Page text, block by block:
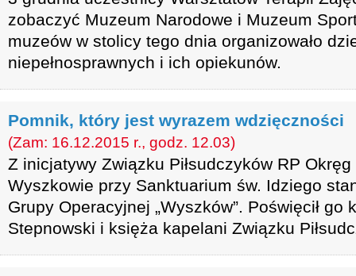
zobaczyć Muzeum Narodowe i Muzeum
muzeów w stolicy tego dnia organizowało
niepełnosprawnych i ich opiekunów.
Pomnik, który jest wyrazem wdzięczności
(Zam: 16.12.2015 r., godz. 12.03)
Z inicjatywy Związku Piłsudczyków RP
Wyszkowie przy Sanktuarium św. Idziego
Grupy Operacyjnej „Wyszków”. Poświęcił go
Stepnowski i księża kapelani Związku